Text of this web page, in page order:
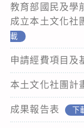
教育部國民及學
成立本土文化社
載
申請經費項目及
本土文化社團計
成果報告表 下